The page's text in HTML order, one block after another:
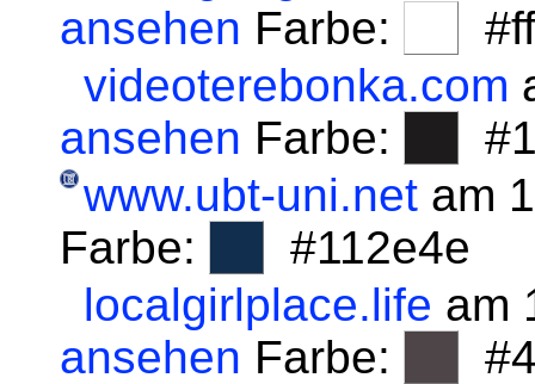
ansehen Farbe:
videoterebonka.com
ansehen Farbe:
www.ubt-uni.net am
Farbe:
#112e4e
localgirlplace.life am
ansehen Farbe: